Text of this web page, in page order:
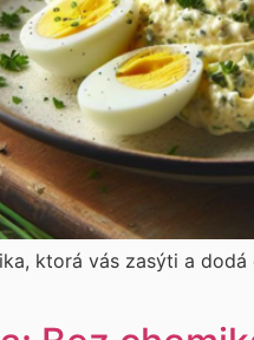
ktorá vás zasýti a